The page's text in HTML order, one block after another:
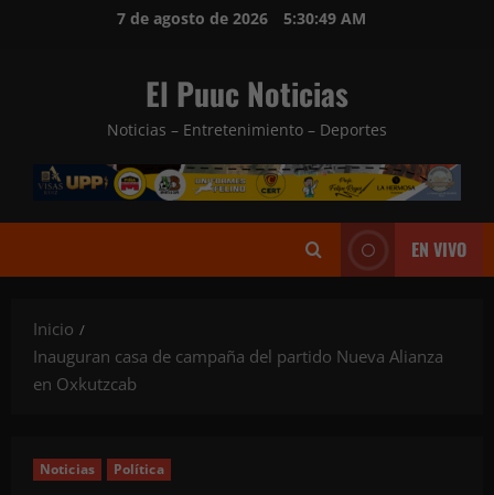
7 de agosto de 2026 5:30:50 AM
El Puuc Noticias
Noticias – Entretenimiento – Deportes
EN VIVO
Inicio
Inauguran casa de campaña del partido Nueva Alianza
en Oxkutzcab
Noticias Política